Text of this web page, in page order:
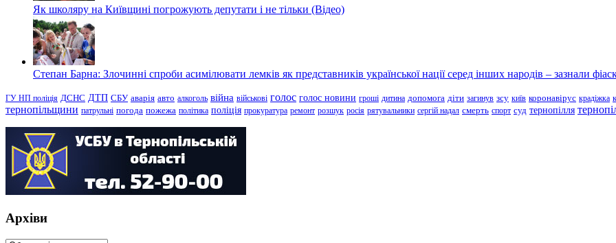
Як школяру на Київщині погрожують депутати і не тільки (Відео)
Степан Барна: Злочинні спроби асимілювати лемків як представників української нації серед інших народів – зазнали
ГУ НП поліція ДСНС ДТП СБУ аварія авто алкоголь війна військові голос голос новини гроші дитина допомога діти загинув зсу київ коронавірус крадіжка
тернопільщини патрульні погода пожежа політика поліція прокуратура ремонт розшук росія рятувальники сергій надал смерть спорт суд тернопілля
Архіви